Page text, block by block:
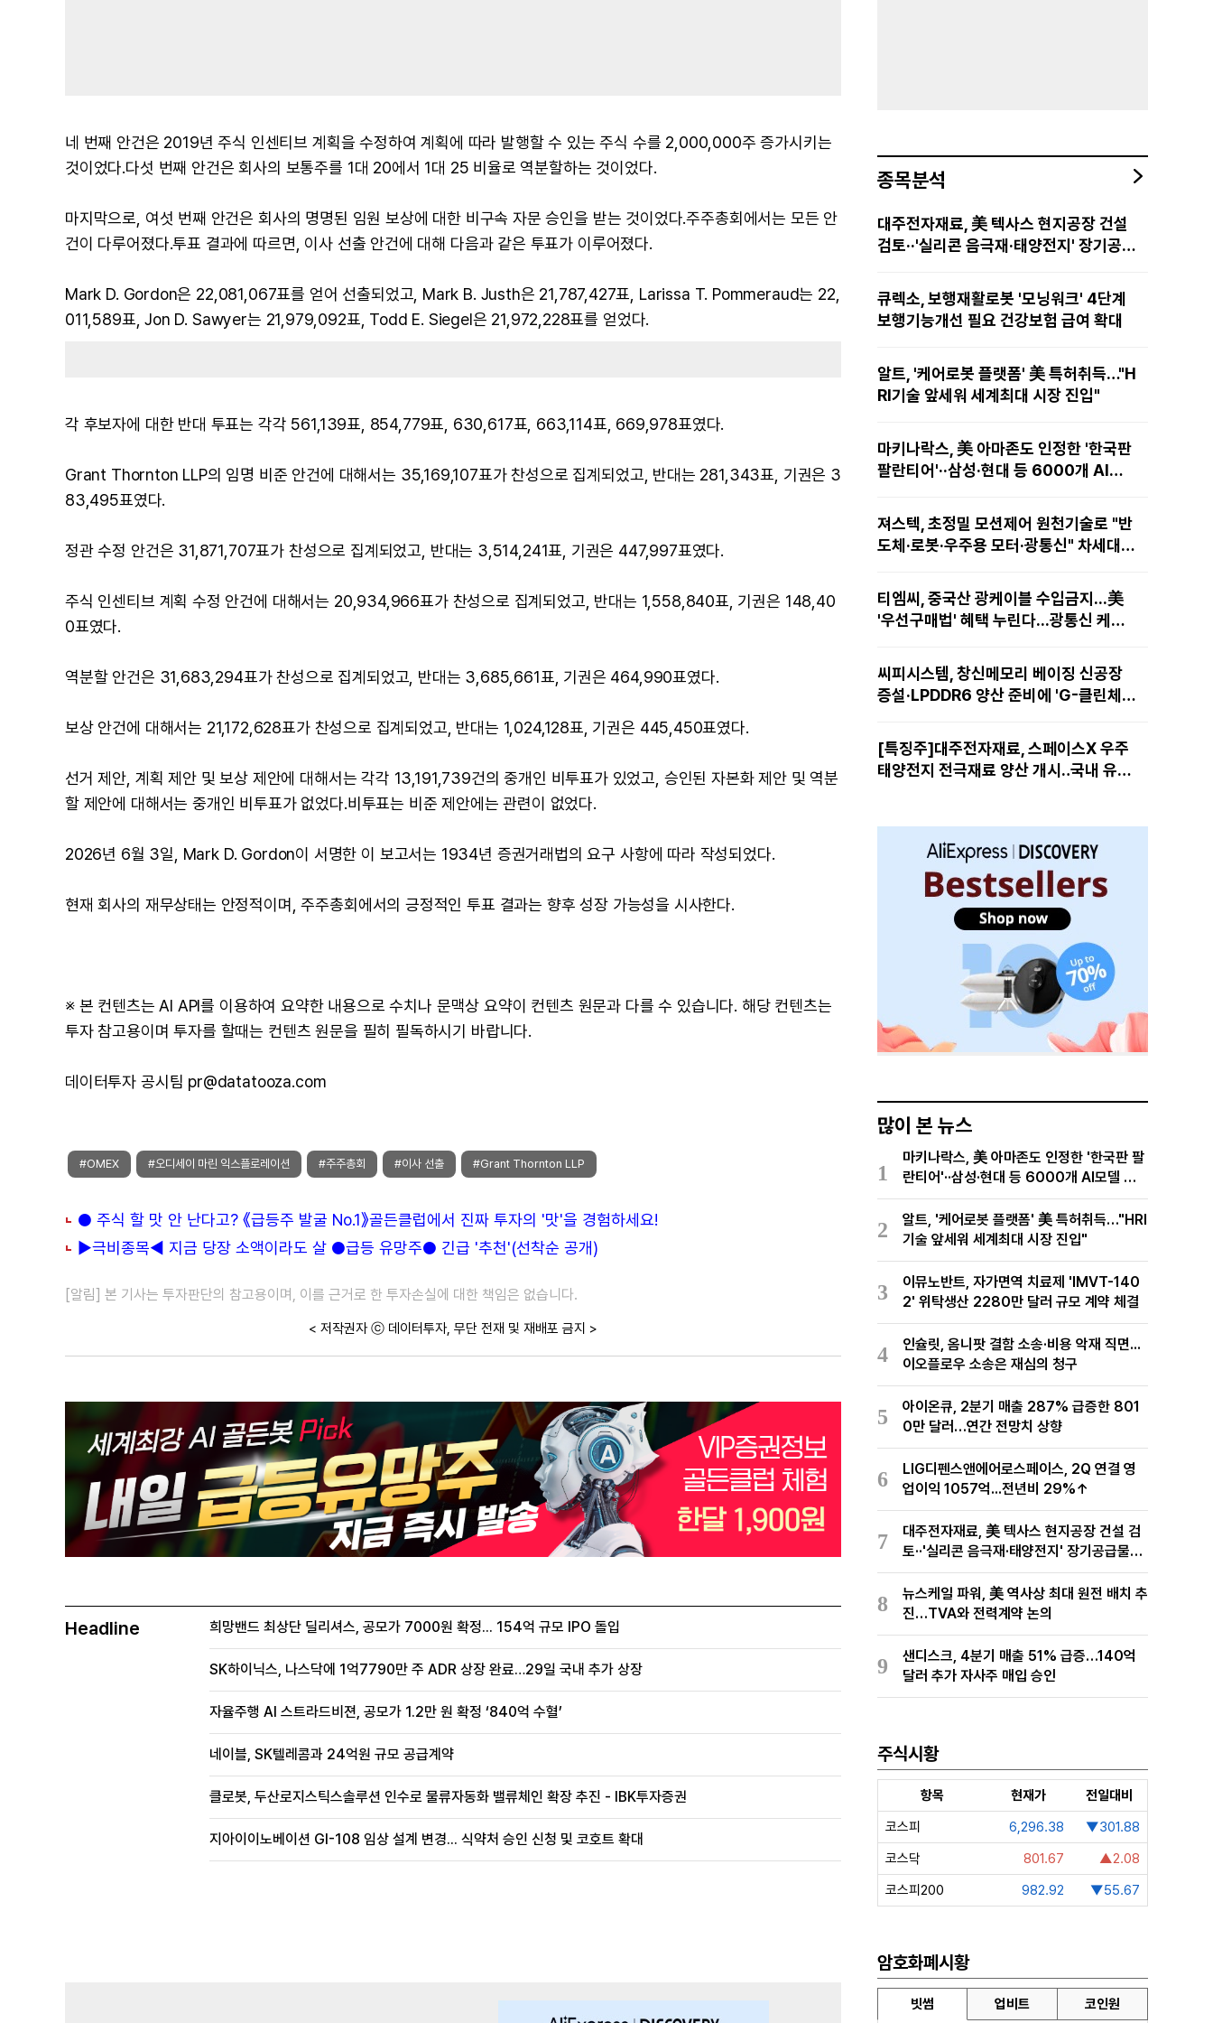
네 번째 안건은 2019년 주식 인센티브 계획을 수정하여 계획에 따라 발행할 수 있는 주식 수를 2,000,000주 증가시키는
것이었다.다섯 번째 안건은 회사의 보통주를 1대 20에서 1대 25 비율로 역분할하는 것이었다.
마지막으로, 여섯 번째 안건은 회사의 명명된 임원 보상에 대한 비구속 자문 승인을 받는 것이었다.주주총회에서는 모든 안
건이 다루어졌다.투표 결과에 따르면, 이사 선출 안건에 대해 다음과 같은 투표가 이루어졌다.
Mark D. Gordon은 22,081,067표를 얻어 선출되었고, Mark B. Justh은 21,787,427표, Larissa T. Pommeraud는 22,
011,589표, Jon D. Sawyer는 21,979,092표, Todd E. Siegel은 21,972,228표를 얻었다.
각 후보자에 대한 반대 투표는 각각 561,139표, 854,779표, 630,617표, 663,114표, 669,978표였다.
Grant Thornton LLP의 임명 비준 안건에 대해서는 35,169,107표가 찬성으로 집계되었고, 반대는 281,343표, 기권은 3
83,495표였다.
정관 수정 안건은 31,871,707표가 찬성으로 집계되었고, 반대는 3,514,241표, 기권은 447,997표였다.
주식 인센티브 계획 수정 안건에 대해서는 20,934,966표가 찬성으로 집계되었고, 반대는 1,558,840표, 기권은 148,40
0표였다.
역분할 안건은 31,683,294표가 찬성으로 집계되었고, 반대는 3,685,661표, 기권은 464,990표였다.
보상 안건에 대해서는 21,172,628표가 찬성으로 집계되었고, 반대는 1,024,128표, 기권은 445,450표였다.
선거 제안, 계획 제안 및 보상 제안에 대해서는 각각 13,191,739건의 중개인 비투표가 있었고, 승인된 자본화 제안 및 역분
할 제안에 대해서는 중개인 비투표가 없었다.비투표는 비준 제안에는 관련이 없었다.
2026년 6월 3일, Mark D. Gordon이 서명한 이 보고서는 1934년 증권거래법의 요구 사항에 따라 작성되었다.
현재 회사의 재무상태는 안정적이며, 주주총회에서의 긍정적인 투표 결과는 향후 성장 가능성을 시사한다.
※ 본 컨텐츠는 AI API를 이용하여 요약한 내용으로 수치나 문맥상 요약이 컨텐츠 원문과 다를 수 있습니다. 해당 컨텐츠는
투자 참고용이며 투자를 할때는 컨텐츠 원문을 필히 필독하시기 바랍니다.
데이터투자 공시팀 pr@datatooza.com
#OMEX #오디세이 마린 익스플로레이션 #주주총회 #이사 선출 #Grant Thornton LLP
● 주식 할 맛 안 난다고? 《급등주 발굴 No.1》골든클럽에서 진짜 투자의 '맛'을 경험하세요!
▶극비종목◀ 지금 당장 소액이라도 살 ●급등 유망주● 긴급 '추천'(선착순 공개)
[알림] 본 기사는 투자판단의 참고용이며, 이를 근거로 한 투자손실에 대한 책임은 없습니다.
< 저작권자 ⓒ 데이터투자, 무단 전재 및 재배포 금지 >
Headline 희망밴드 최상단 딜리셔스, 공모가 7000원 확정... 154억 규모 IPO 돌입
SK하이닉스, 나스닥에 1억7790만 주 ADR 상장 완료…29일 국내 추가 상장
자율주행 AI 스트라드비젼, 공모가 1.2만 원 확정 ‘840억 수혈’
네이블, SK텔레콤과 24억원 규모 공급계약
클로봇, 두산로지스틱스솔루션 인수로 물류자동화 밸류체인 확장 추진 - IBK투자증권
지아이이노베이션 GI-108 임상 설계 변경... 식약처 승인 신청 및 코호트 확대
종목분석
대주전자재료, 美 텍사스 현지공장 건설
검토··'실리콘 음극재·태양전지' 장기공급
큐렉소, 보행재활로봇 '모닝워크' 4단계
보행기능개선 필요 건강보험 급여 확대
알트, '케어로봇 플랫폼' 美 특허취득…"H
RI기술 앞세워 세계최대 시장 진입"
마키나락스, 美 아마존도 인정한 '한국판
팔란티어'··삼성·현대 등 6000개 AI모
져스텍, 초정밀 모션제어 원천기술로 "반
도체·로봇·우주용 모터·광통신" 차세대
티엠씨, 중국산 광케이블 수입금지...美
'우선구매법' 혜택 누린다...광통신 케이
씨피시스템, 창신메모리 베이징 신공장
증설·LPDDR6 양산 준비에 'G-클린체
[특징주]대주전자재료, 스페이스X 우주
태양전지 전극재료 양산 개시‥국내 유일
많이 본 뉴스
1
마키나락스, 美 아마존도 인정한 '한국판 팔
란티어'··삼성·현대 등 6000개 AI모델 현
장적용
2
알트, '케어로봇 플랫폼' 美 특허취득…"HRI
기술 앞세워 세계최대 시장 진입"
3
이뮤노반트, 자가면역 치료제 'IMVT-140
2' 위탁생산 2280만 달러 규모 계약 체결
4
인슐릿, 옴니팟 결함 소송·비용 악재 직면...
이오플로우 소송은 재심의 청구
5
아이온큐, 2분기 매출 287% 급증한 801
0만 달러…연간 전망치 상향
6
LIG디펜스앤에어로스페이스, 2Q 연결 영
업이익 1057억...전년비 29%↑
7
대주전자재료, 美 텍사스 현지공장 건설 검
토··'실리콘 음극재·태양전지' 장기공급물량
확보 준비
8
뉴스케일 파워, 美 역사상 최대 원전 배치 추
진…TVA와 전력계약 논의
9
샌디스크, 4분기 매출 51% 급증…140억
달러 추가 자사주 매입 승인
주식시황
항목 현재가
전일대비
코스피
6,296.38
▼301.88
코스닥
801.67
▲2.08
코스피200
982.92 ▼55.67
암호화폐시황
빗썸 업비트 코인원